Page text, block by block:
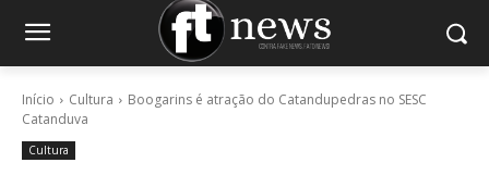
Início Cultura
Boogarins é atração do Catandupedras no SESC
Catanduva
Cultura